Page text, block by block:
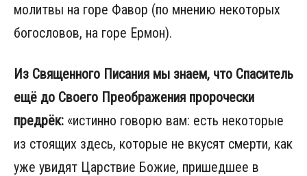
молитвы на горе Фавор (по мнению некоторых
богословов, на горе Ермон).
Из Священного Писания мы знаем, что Спаситель
ещё до Своего Преображения пророчески
предрёк: «истинно говорю вам: есть некоторые
из стоящих здесь, которые не вкусят смерти, как
уже увидят Царствие Божие, пришедшее в